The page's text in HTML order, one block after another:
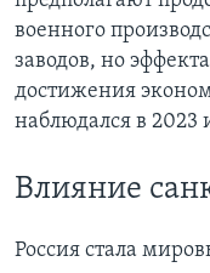
военного
заводов, но
достижения
наблюдался в 2023
Влияние
Россия стала